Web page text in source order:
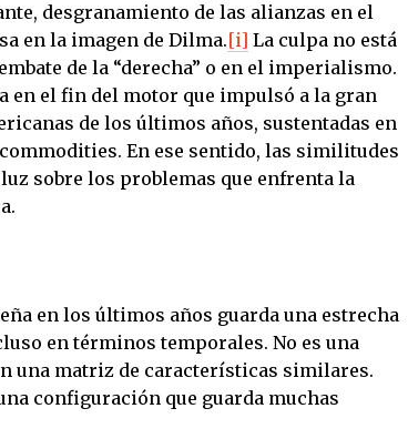
desgranamiento de las alianzas en el
en la imagen de Dilma.[i] La culpa no está
de la “derecha” o en el imperialismo.
en el fin del motor que impulsó a la gran
de los últimos años, sustentadas en
En ese sentido, las similitudes
sobre los problemas que enfrenta la
en los últimos años guarda una estrecha
en términos temporales. No es una
una matriz de características similares.
configuración que guarda muchas